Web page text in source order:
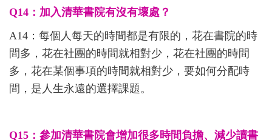
Q14：加入清華書院有沒有壞處？
A14：每個人每天的時間都是有限的，花在書院的時
間多，花在社團的時間就相對少，花在社團的時間
多，花在某個事項的時間就相對少，要如何分配時
間，是人生永遠的選擇課題。
Q15：參加清華書院會增加很多時間負擔、減少讀書